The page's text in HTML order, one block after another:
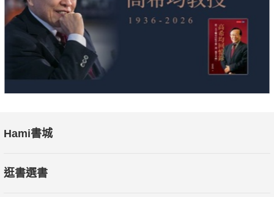
Hami書城
逛書選書